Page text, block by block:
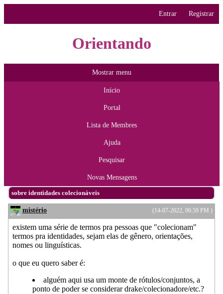
Entrar Registrar
Orientando
Mostrar menu
Início
Portal
Lista de Membres
Ajuda
Pesquisar
Novas Mensagens
sobre identidades colecionáveis
(14-07-2022, 06:59 PM )
mistério
existem uma série de termos pra pessoas que "colecionam"
termos pra identidades, sejam elas de gênero, orientações,
nomes ou linguísticas.
o que eu quero saber é:
alguém aqui usa um monte de rótulos/conjuntos, a
ponto de poder se considerar drake/colecionadore/etc.?